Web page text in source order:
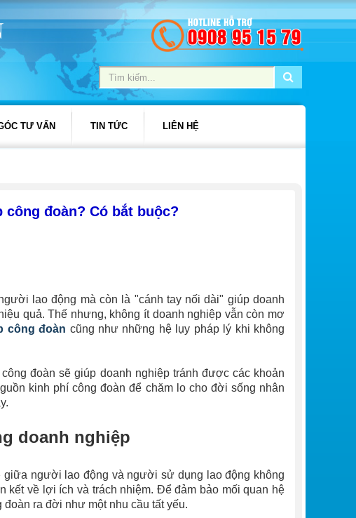
TƯ VẤN TIN TỨC LIÊN HỆ
đoàn​? Có bắt buộc?
lao động mà còn là "cánh tay nối dài" giúp doanh
quả. Thế nhưng, không ít doanh nghiệp vẫn còn mơ
công đoàn cũng như những hệ lụy pháp lý khi không
đoàn sẽ giúp doanh nghiệp tránh được các khoản
kinh phí công đoàn để chăm lo cho đời sống nhân
doanh nghiệp
giữa người lao động và người sử dụng lao động không
kết về lợi ích và trách nhiệm. Để đảm bảo mối quan hệ
ra đời như một nhu cầu tất yếu.